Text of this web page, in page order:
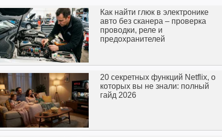
Как найти глюк в электронике
авто без сканера – проверка
проводки, реле и
предохранителей
20 секретных функций Netflix, о
которых вы не знали: полный
гайд 2026